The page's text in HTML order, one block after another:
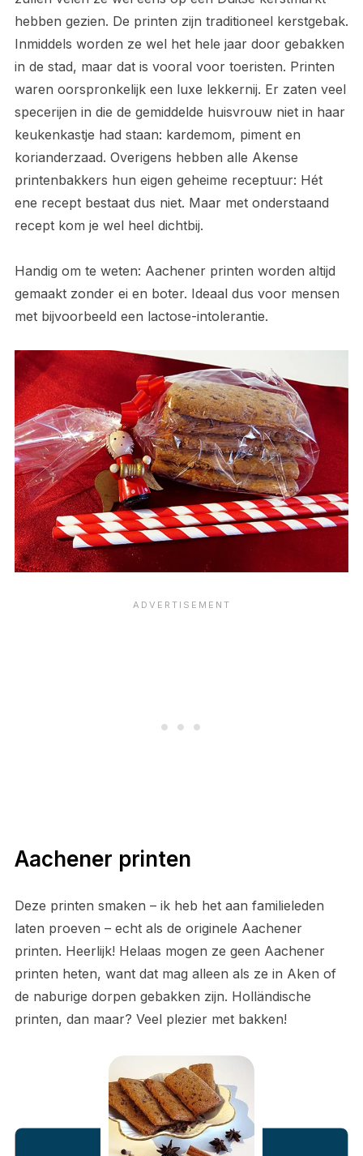
hebben gezien. De printen zijn traditioneel kerstgebak.
Inmiddels worden ze wel het hele jaar door gebakken
in de stad, maar dat is vooral voor toeristen. Printen
waren oorspronkelijk een luxe lekkernij. Er zaten veel
specerijen in die de gemiddelde huisvrouw niet in haar
keukenkastje had staan: kardemom, piment en
korianderzaad. Overigens hebben alle Akense
printenbakkers hun eigen geheime receptuur: Hét
ene recept bestaat dus niet. Maar met onderstaand
recept kom je wel heel dichtbij.
Handig om te weten: Aachener printen worden altijd
gemaakt zonder ei en boter. Ideaal dus voor mensen
met bijvoorbeeld een lactose-intolerantie.
Aachener printen
Deze printen smaken – ik heb het aan familieleden
laten proeven – echt als de originele Aachener
printen. Heerlijk! Helaas mogen ze geen Aachener
printen heten, want dat mag alleen als ze in Aken of
de naburige dorpen gebakken zijn. Holländische
printen, dan maar? Veel plezier met bakken!